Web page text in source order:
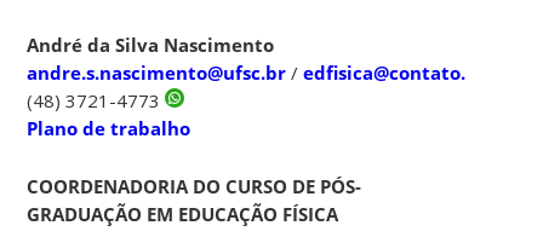
André da Silva Nascimento
andre.s.nascimento@ufsc.br /edfisica@contato.ufsc.br
(48) 3721-4773
Plano de trabalho
COORDENADORIA DO CURSO DE PÓS-
GRADUAÇÃO EM EDUCAÇÃO FÍSICA